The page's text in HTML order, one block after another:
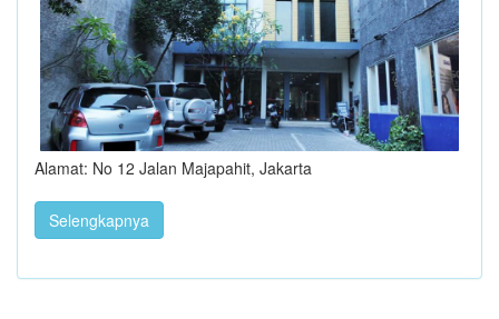
Alamat: No 12 Jalan Majapahit, Jakarta
Selengkapnya